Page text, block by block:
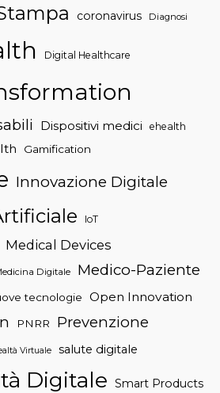
coronavirus Diagnosi
Digital Healthcare
Dispositivi medici ehealth
Gamification
Innovazione Digitale
IoT
Medical Devices
Digitale
Medico-Paziente
tecnologie Open Innovation
PNRR
Prevenzione
Virtuale salute digitale
Digitale Smart Products